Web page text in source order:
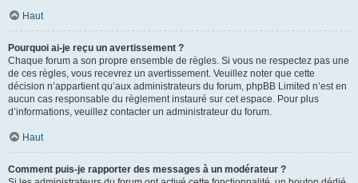
Haut
Pourquoi ai-je reçu un avertissement ?
Chaque forum a son propre ensemble de règles. Si vous ne respectez pas une
de ces règles, vous recevrez un avertissement. Veuillez noter que cette
décision n’appartient qu’aux administrateurs du forum, phpBB Limited n’est en
aucun cas responsable du règlement instauré sur cet espace. Pour plus
d’informations, veuillez contacter un administrateur du forum.
Haut
Comment puis-je rapporter des messages à un modérateur ?